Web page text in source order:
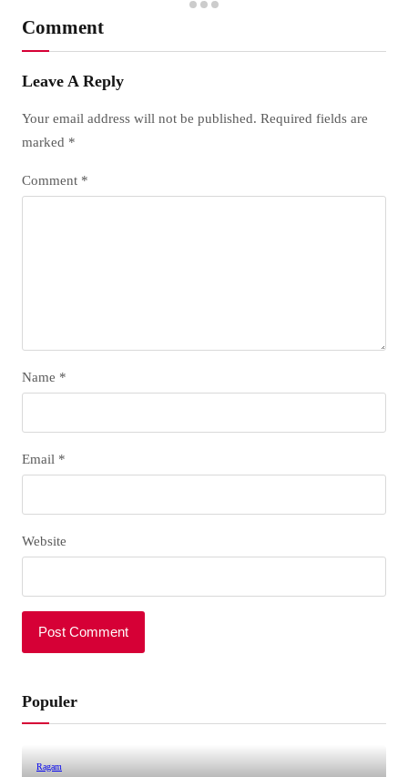
Comment
Leave A Reply
Your email address will not be published. Required fields are
marked *
Comment *
Name *
Email *
Website
Populer
Ragam